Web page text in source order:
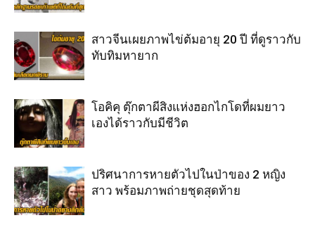
สาวจีนเผยภาพไข่ต้มอายุ 20 ปี ที่ดูราวกับ
ทับทิมหายาก
โอคิคุ ตุ๊กตาผีสิงแห่งฮอกไกโดที่ผมยาว
เองได้ราวกับมีชีวิต
ปริศนาการหายตัวไปในป่าของ 2 หญิง
สาว พร้อมภาพถ่ายชุดสุดท้าย